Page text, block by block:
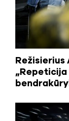
Režisierius